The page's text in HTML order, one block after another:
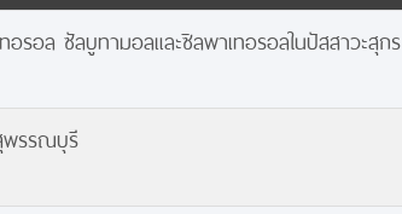
รอล ซัลบูทามอลและซิลพาเทอรอลในปัสสาวะสุกร
พรรณบุรี